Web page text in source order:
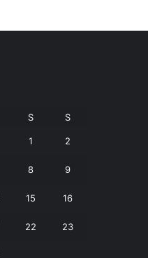
S S
1 2
8 9
15 16
22 23